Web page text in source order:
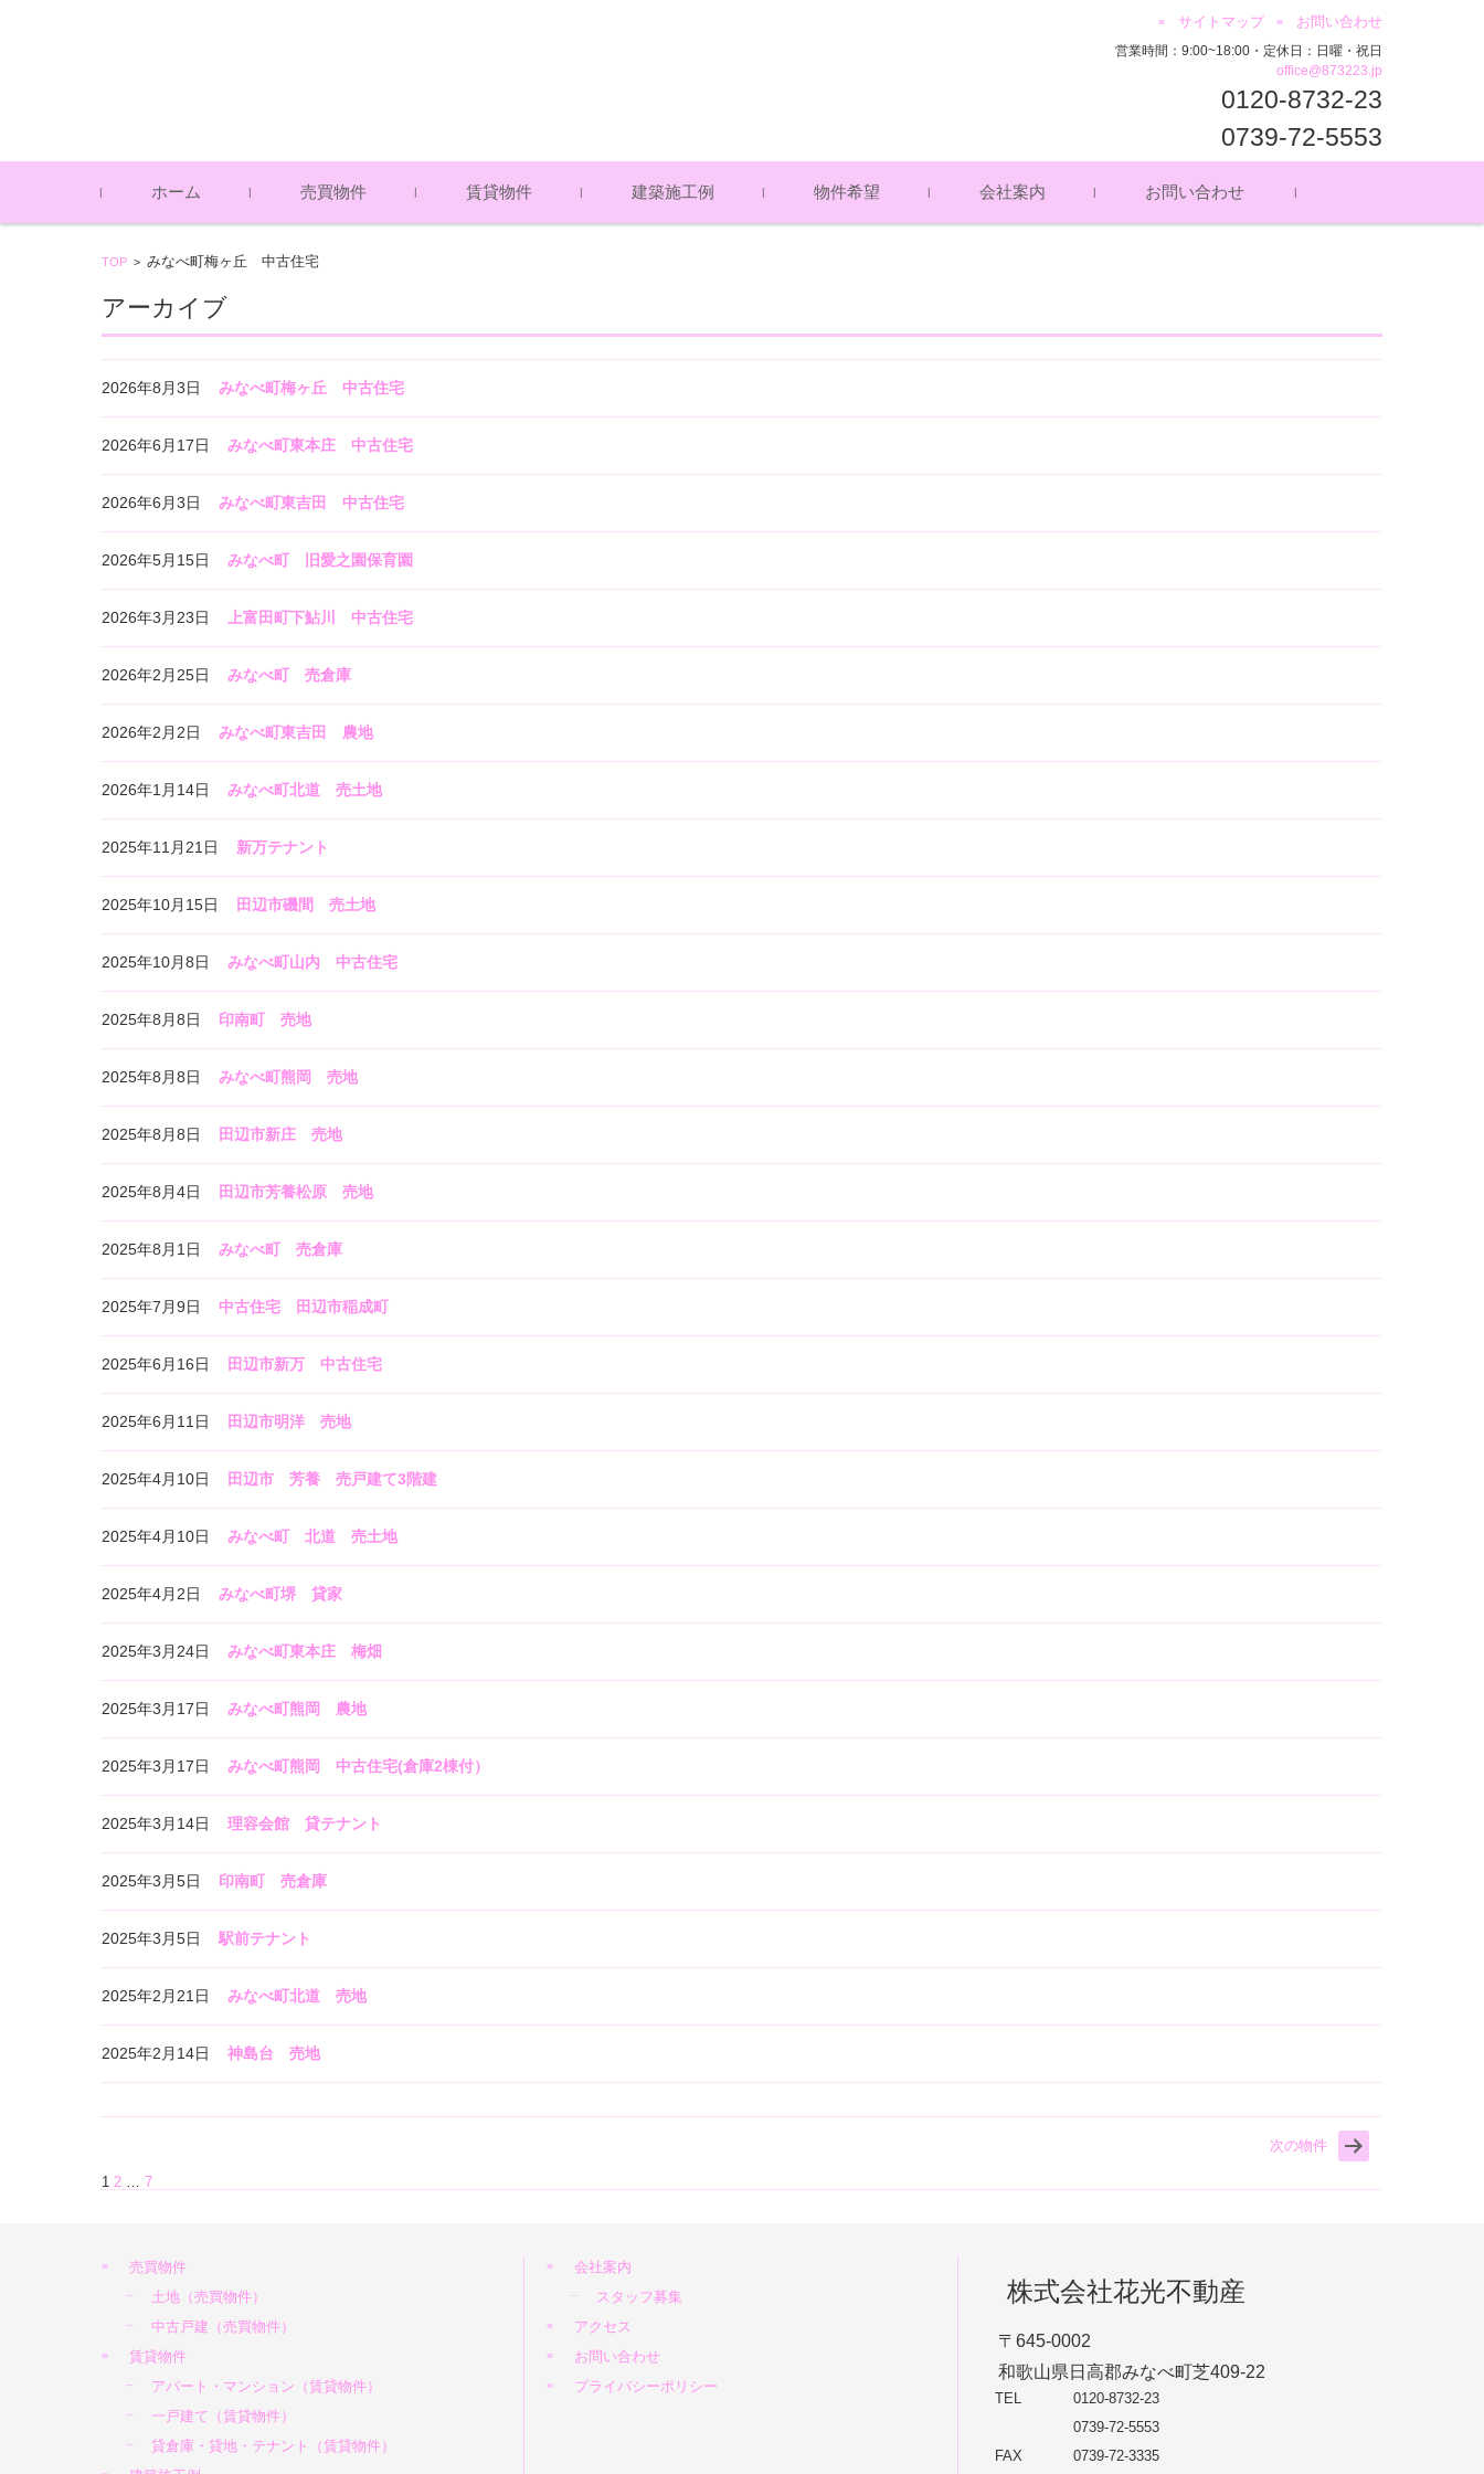
サイトマップ お問い合わせ
営業時間：9:00~18:00・定休日：日曜・祝日
office@873223.jp
0120-8732-23
0739-72-5553
コンテンツに移動
ホーム 売買物件 賃貸物件 建築施工例 物件希望 会社案内 お問い合わせ
TOP > みなべ町梅ヶ丘 中古住宅
アーカイブ
2026年8月3日 みなべ町梅ヶ丘 中古住宅
2026年6月17日 みなべ町東本庄 中古住宅
2026年6月3日 みなべ町東吉田 中古住宅
2026年5月15日 みなべ町 旧愛之園保育園
2026年3月23日 上富田町下鮎川 中古住宅
2026年2月25日 みなべ町 売倉庫
2026年2月2日 みなべ町東吉田 農地
2026年1月14日 みなべ町北道 売土地
2025年11月21日 新万テナント
2025年10月15日 田辺市磯間 売土地
2025年10月8日 みなべ町山内 中古住宅
2025年8月8日 印南町 売地
2025年8月8日 みなべ町熊岡 売地
2025年8月8日 田辺市新庄 売地
2025年8月4日 田辺市芳養松原 売地
2025年8月1日 みなべ町 売倉庫
2025年7月9日 中古住宅 田辺市稲成町
2025年6月16日 田辺市新万 中古住宅
2025年6月11日 田辺市明洋 売地
2025年4月10日 田辺市 芳養 売戸建て3階建
2025年4月10日 みなべ町 北道 売土地
2025年4月2日 みなべ町堺 貸家
2025年3月24日 みなべ町東本庄 梅畑
2025年3月17日 みなべ町熊岡 農地
2025年3月17日 みなべ町熊岡 中古住宅(倉庫2棟付）
2025年3月14日 理容会館 貸テナント
2025年3月5日 印南町 売倉庫
2025年3月5日 駅前テナント
2025年2月21日 みなべ町北道 売地
2025年2月14日 神島台 売地
次の物件
1 2 … 7
売買物件
土地（売買物件）
中古戸建（売買物件）
賃貸物件
アパート・マンション（賃貸物件）
一戸建て（賃貸物件）
貸倉庫・貸地・テナント（賃貸物件）
会社案内
スタッフ募集
アクセス
お問い合わせ
プライバシーポリシー
株式会社花光不動産
〒645-0002
和歌山県日高郡みなべ町芝409-22
TEL
0120-8732-23
0739-72-5553
FAX
0739-72-3335